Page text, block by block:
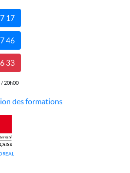
17
46
33
/ 20h00
des formations